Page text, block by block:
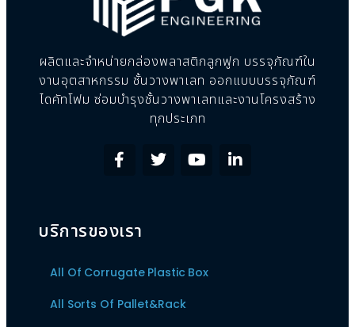
ผลิตและจำหน่ายกล่องพลาสติกลูกฟูก บรรจุภัณฑ์ใน
งานอุตสาหกรรม ชั้นวางพาเลท ออกแบบบรรจุภัณฑ์
ไดคัทโฟม ซ่อมบำรุงชั้นวางพาเลทและงานโครงสร้าง
ทุกประเภท
บริการของเรา
All Of Corrugate Plastic Box
All Sorts Of Pallet&Rack